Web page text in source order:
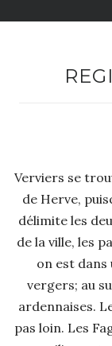
Verviers se
de Herve,
délimite les
de la ville, les
on est dans
vergers; au
ardennaises.
pas loin. Les